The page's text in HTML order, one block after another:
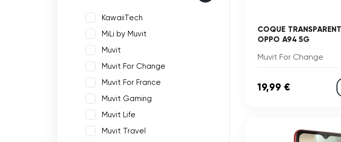
KawaiiTech
MiLi by Muvit
Muvit
Muvit For Change
Muvit For France
Muvit Gaming
Muvit Life
Muvit Travel
COQUE
OPPO A94 5G
Muvit For Change
19,99 €